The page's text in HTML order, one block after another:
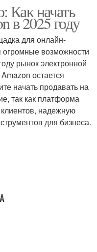
Основные схемы
Основные факторы
Как начать
в 2025 году
для онлайн-
возможности
рынок электронной
остается
начать продавать на
так как платформа
надежную
для бизнеса.